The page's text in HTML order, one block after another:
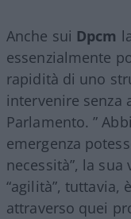
Anche sui Dpcm
essenzialmente
rapidità di uno
intervenire senza
Parlamento. ”
emergenza
necessità”, la
“agilità”, tuttavia,
attraverso quei